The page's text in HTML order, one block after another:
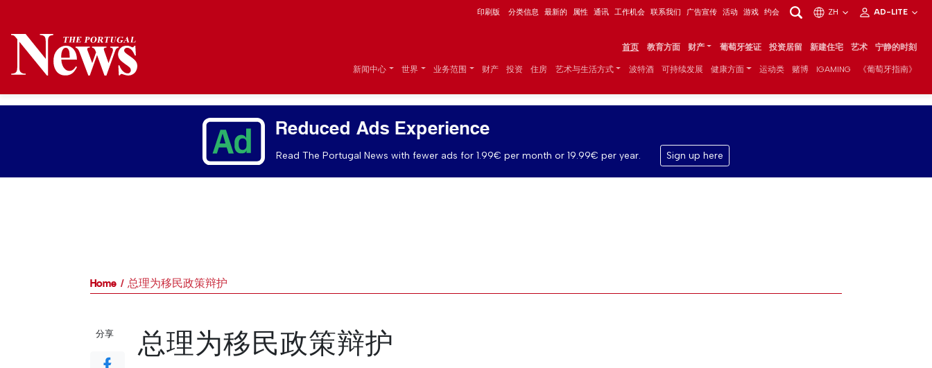
印刷版 分类信息 最新的 属性 通讯 工作机会 联系我们 广告宣传 活动 游戏 约会 ZH AD-LITE
首页 教育方面 财产 葡萄牙签证 投资居留 新建住宅 艺术 宁静的时刻
新闻中心 世界 业务范围 财产 投资 住房 艺术与生活方式 波特酒 可持续发展 健康方面 运动类 赌博 IGAMING 《葡萄牙指南》
Reduced Ads Experience
Read The Portugal News with fewer ads for 1.99€ per month or 19.99€ per year. Sign up here
Home 总理为移民政策辩护
总理为移民政策辩护
分享